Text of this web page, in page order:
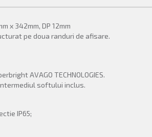
x 342mm, DP 12mm
pe doua randuri de afisare.
AVAGO TECHNOLOGIES.
softului inclus.
IP65;